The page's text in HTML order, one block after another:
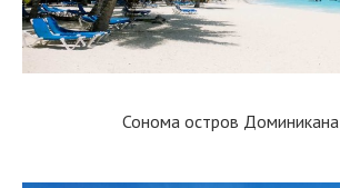
Сонома остров Доминикана